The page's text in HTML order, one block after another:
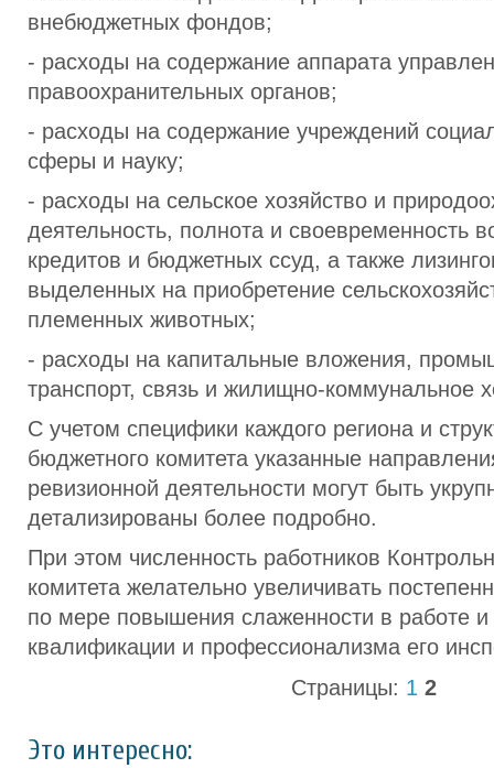
внебюджетных фондов;
- расходы на содержание аппарата
правоохранительных органов;
- расходы на содержание учреждений
сферы и науку;
- расходы на сельское хозяйство и
деятельность, полнота и своевременность
кредитов и бюджетных ссуд, а также
выделенных на приобретение
племенных животных;
- расходы на капитальные вложения,
транспорт, связь и жилищно-коммунальное
С учетом специфики каждого региона и
бюджетного комитета указанные
ревизионной деятельности могут быть
детализированы более подробно.
При этом численность работников
комитета желательно увеличивать
по мере повышения слаженности в работе и
квалификации и профессионализма его
Страницы: 1 2
Это интересно: